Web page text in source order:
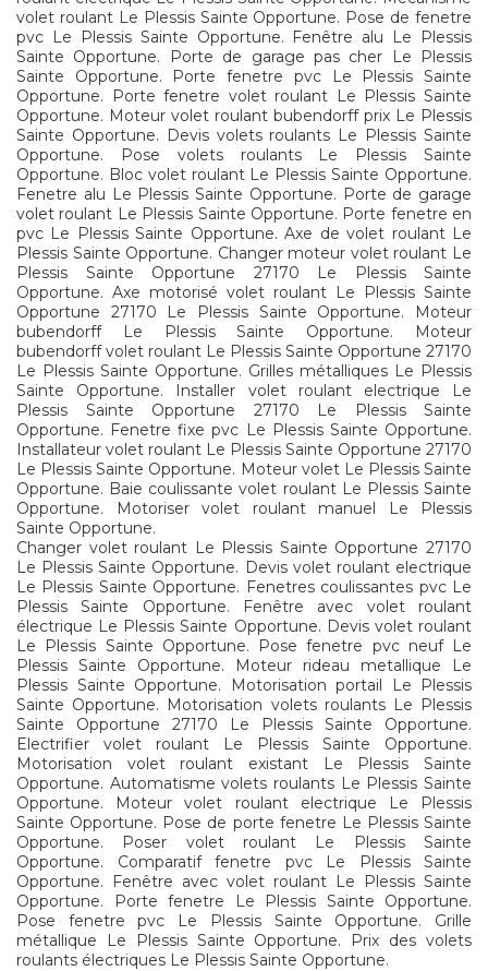
volet roulant Le Plessis Sainte Opportune. Pose de fenetre
pvc Le Plessis Sainte Opportune. Fenêtre alu Le Plessis
Sainte Opportune. Porte de garage pas cher Le Plessis
Sainte Opportune. Porte fenetre pvc Le Plessis Sainte
Opportune. Porte fenetre volet roulant Le Plessis Sainte
Opportune. Moteur volet roulant bubendorff prix Le Plessis
Sainte Opportune. Devis volets roulants Le Plessis Sainte
Opportune. Pose volets roulants Le Plessis Sainte
Opportune. Bloc volet roulant Le Plessis Sainte Opportune.
Fenetre alu Le Plessis Sainte Opportune. Porte de garage
volet roulant Le Plessis Sainte Opportune. Porte fenetre en
pvc Le Plessis Sainte Opportune. Axe de volet roulant Le
Plessis Sainte Opportune. Changer moteur volet roulant Le
Plessis Sainte Opportune 27170 Le Plessis Sainte
Opportune. Axe motorisé volet roulant Le Plessis Sainte
Opportune 27170 Le Plessis Sainte Opportune. Moteur
bubendorff Le Plessis Sainte Opportune. Moteur
bubendorff volet roulant Le Plessis Sainte Opportune 27170
Le Plessis Sainte Opportune. Grilles métalliques Le Plessis
Sainte Opportune. Installer volet roulant electrique Le
Plessis Sainte Opportune 27170 Le Plessis Sainte
Opportune. Fenetre fixe pvc Le Plessis Sainte Opportune.
Installateur volet roulant Le Plessis Sainte Opportune 27170
Le Plessis Sainte Opportune. Moteur volet Le Plessis Sainte
Opportune. Baie coulissante volet roulant Le Plessis Sainte
Opportune. Motoriser volet roulant manuel Le Plessis
Sainte Opportune.
Changer volet roulant Le Plessis Sainte Opportune 27170
Le Plessis Sainte Opportune. Devis volet roulant electrique
Le Plessis Sainte Opportune. Fenetres coulissantes pvc Le
Plessis Sainte Opportune. Fenêtre avec volet roulant
électrique Le Plessis Sainte Opportune. Devis volet roulant
Le Plessis Sainte Opportune. Pose fenetre pvc neuf Le
Plessis Sainte Opportune. Moteur rideau metallique Le
Plessis Sainte Opportune. Motorisation portail Le Plessis
Sainte Opportune. Motorisation volets roulants Le Plessis
Sainte Opportune 27170 Le Plessis Sainte Opportune.
Electrifier volet roulant Le Plessis Sainte Opportune.
Motorisation volet roulant existant Le Plessis Sainte
Opportune. Automatisme volets roulants Le Plessis Sainte
Opportune. Moteur volet roulant electrique Le Plessis
Sainte Opportune. Pose de porte fenetre Le Plessis Sainte
Opportune. Poser volet roulant Le Plessis Sainte
Opportune. Comparatif fenetre pvc Le Plessis Sainte
Opportune. Fenêtre avec volet roulant Le Plessis Sainte
Opportune. Porte fenetre Le Plessis Sainte Opportune.
Pose fenetre pvc Le Plessis Sainte Opportune. Grille
métallique Le Plessis Sainte Opportune. Prix des volets
roulants électriques Le Plessis Sainte Opportune.